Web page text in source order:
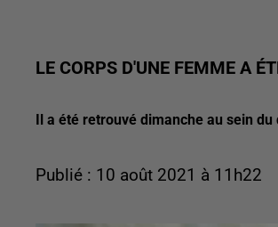
LE CORPS D'UNE FEMME A
Il a été retrouvé dimanche au sein
Publié : 10 août 2021 à 11h22